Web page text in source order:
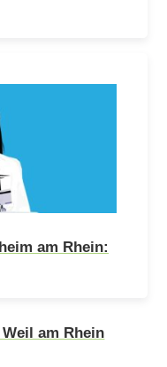
am Rhein:
am Rhein